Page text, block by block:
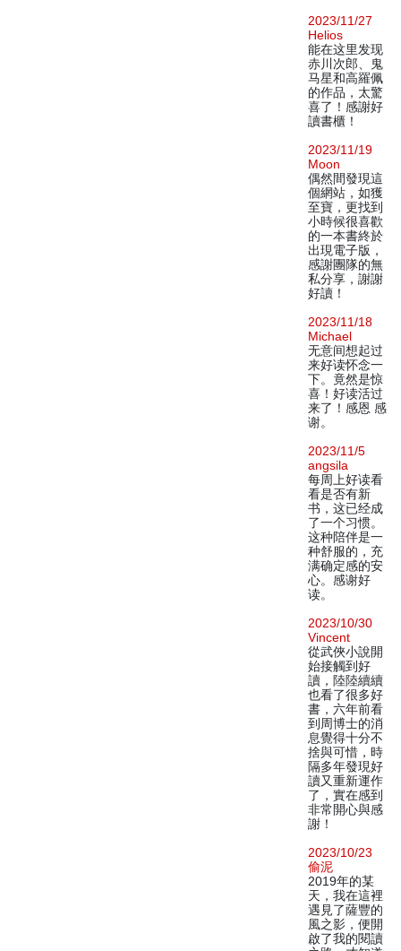
2023/11/27
Helios
能在这里发现
赤川次郎、鬼
马星和高羅佩
的作品，太驚
喜了！感謝好
讀書櫃！
2023/11/19
Moon
偶然間發現這
個網站，如獲
至寶，更找到
小時候很喜歡
的一本書終於
出現電子版，
感謝團隊的無
私分享，謝謝
好讀！
2023/11/18
Michael
无意间想起过
来好读怀念一
下。竟然是惊
喜！好读活过
来了！感恩 感
谢。
2023/11/5
angsila
每周上好读看
看是否有新
书，这已经成
了一个习惯。
这种陪伴是一
种舒服的，充
满确定感的安
心。感谢好
读。
2023/10/30
Vincent
從武俠小說開
始接觸到好
讀，陸陸續續
也看了很多好
書，六年前看
到周博士的消
息覺得十分不
捨與可惜，時
隔多年發現好
讀又重新運作
了，實在感到
非常開心與感
謝！
2023/10/23
偷泥
2019年的某
天，我在這裡
遇見了薩豐的
風之影，便開
啟了我的閱讀